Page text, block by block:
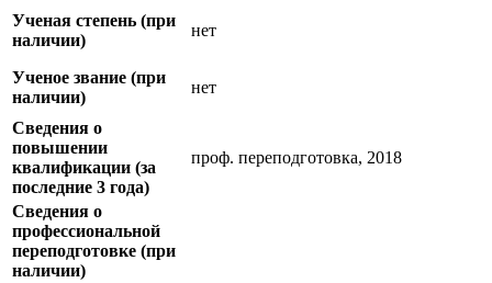
Ученая степень (при
наличии)
нет
Ученое звание (при
наличии)
нет
Сведения о
повышении
квалификации (за
последние 3 года)
проф. переподготовка, 2018
Сведения о
профессиональной
переподготовке (при
наличии)